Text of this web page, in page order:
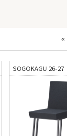
«
SOGOKAGU 26-27